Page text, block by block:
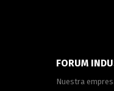
FORUM
Nuestra